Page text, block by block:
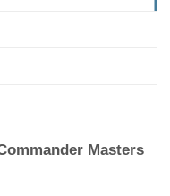
Masters